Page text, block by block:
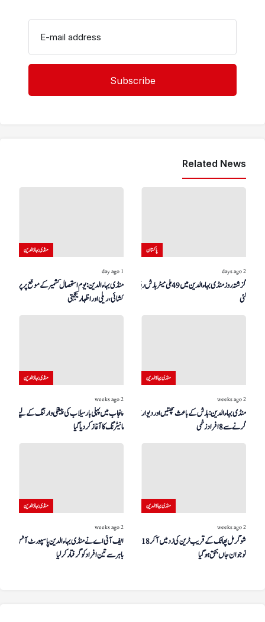
E-mail address
Related News
منڈی بہاؤالدین
1 day ago
منڈی بہاءالدین: یوم استحصال کشمیر کے موقع پر پرچم
کشائی، ریلی اور اظہار یکجہتی
پاکستان
2 days ago
گزشتہ روز منڈی بہاءالدین میں 49 ملی میٹر بارش ریکارڈ کی
گئی
منڈی بہاؤالدین
2 weeks ago
پنجاب میں پہلی بار سیلاب کی پیشگی وارننگ کے لیے ڈرون
مانیٹرنگ کا آغاز کر دیا گیا
منڈی بہاؤالدین
2 weeks ago
منڈی بہاءالدین: بارش کے باعث چھتیں اور دیواریں
گرنے سے 8 افراد زخمی
منڈی بہاؤالدین
2 weeks ago
ایف آئی اے نے منڈی بہاءالدین پاسپورٹ آفس کے
باہر سے تین افراد کو گرفتار کر لیا
منڈی بہاؤالدین
2 weeks ago
نوجوان جاں بحق ہوگیا